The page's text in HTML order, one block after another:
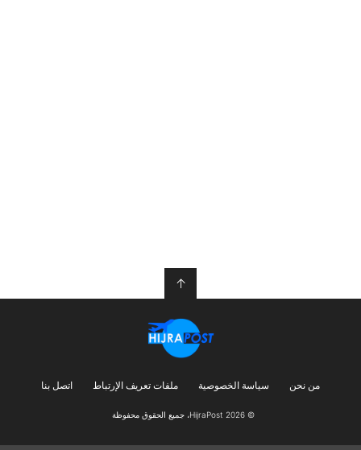
↑
من نحن سياسة الخصوصية ملفات تعريف الإرتباط اتصل بنا
© HijraPost 2026، جميع الحقوق محفوظة